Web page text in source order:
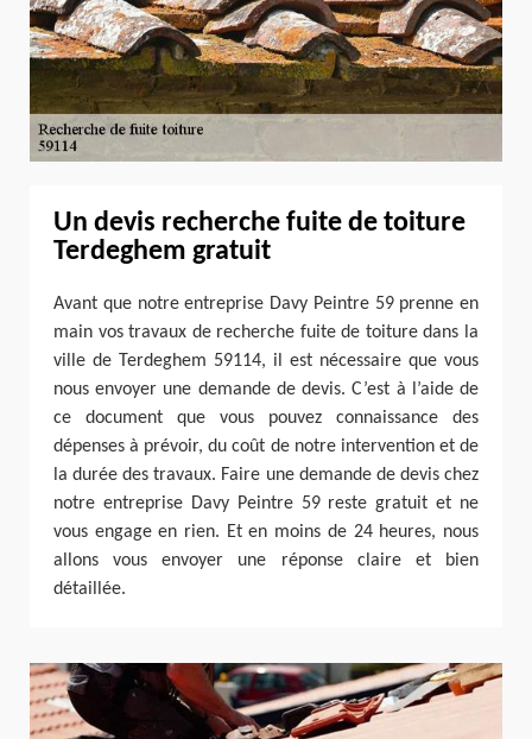
Un devis recherche fuite de toiture
Terdeghem gratuit
Avant que notre entreprise Davy Peintre 59 prenne en
main vos travaux de recherche fuite de toiture dans la
ville de Terdeghem 59114, il est nécessaire que vous
nous envoyer une demande de devis. C’est à l’aide de
ce document que vous pouvez connaissance des
dépenses à prévoir, du coût de notre intervention et de
la durée des travaux. Faire une demande de devis chez
notre entreprise Davy Peintre 59 reste gratuit et ne
vous engage en rien. Et en moins de 24 heures, nous
allons vous envoyer une réponse claire et bien
détaillée.